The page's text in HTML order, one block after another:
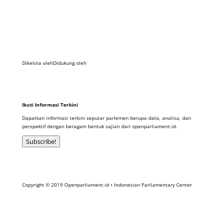
Dikelola olehDidukung oleh
Ikuti Informasi Terkini
Dapatkan informasi terkini seputar parlemen berupa data, analisa, dan
perspektif dengan beragam bentuk sajian dari openparliament.id.
Subscribe!
Copyright © 2019 Openparliament.id • Indonesian Parliamentary Center